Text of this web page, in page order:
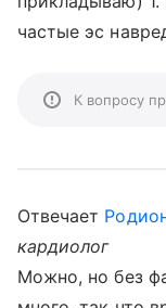
частые эс
К вопросу
Отвечает
кардиолог
Можно, но без